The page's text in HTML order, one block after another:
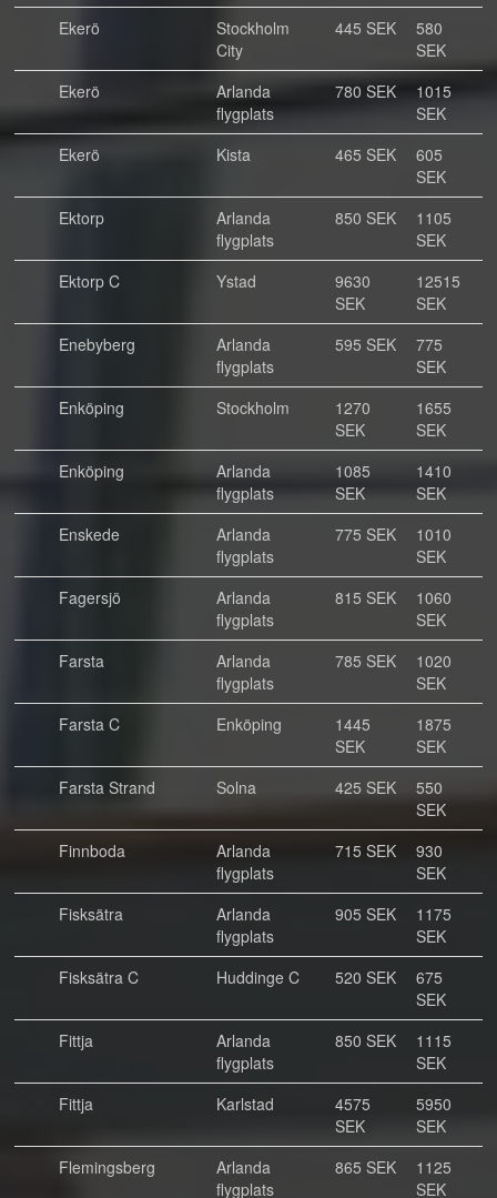
Ekerö
Stockholm
City
445 SEK
580
SEK
Ekerö
Arlanda
flygplats
780 SEK
1015
SEK
Ekerö
Kista 465 SEK
605
SEK
Ektorp
Arlanda
flygplats
850 SEK
1105
SEK
Ektorp C
Ystad
9630
SEK
12515
SEK
Enebyberg
Arlanda
flygplats
595 SEK
775
SEK
Enköping
Stockholm
1270
SEK
1655
SEK
Enköping
Arlanda
flygplats
1085
SEK
1410
SEK
Enskede
Arlanda
flygplats
775 SEK
1010
SEK
Fagersjö
Arlanda
flygplats
815 SEK
1060
SEK
Farsta
Arlanda
flygplats
785 SEK
1020
SEK
Farsta C
Enköping
1445
SEK
1875
SEK
Farsta Strand
Solna 425 SEK
550
SEK
Finnboda
Arlanda
flygplats
715 SEK
930
SEK
Fisksätra
Arlanda
flygplats
905 SEK
1175
SEK
Fisksätra C
Huddinge C 520 SEK
675
SEK
Fittja
Arlanda
flygplats
850 SEK
1115
SEK
Fittja
Karlstad
4575
SEK
5950
SEK
Flemingsberg
Arlanda
flygplats
865 SEK
1125
SEK